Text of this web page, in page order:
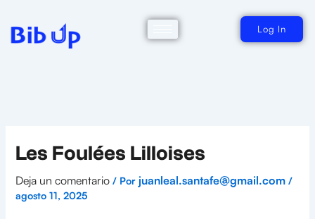
contenido
Log In
Les Foulées Lilloises
Deja un comentario / Por juanleal.santafe@gmail.com /
agosto 11, 2025